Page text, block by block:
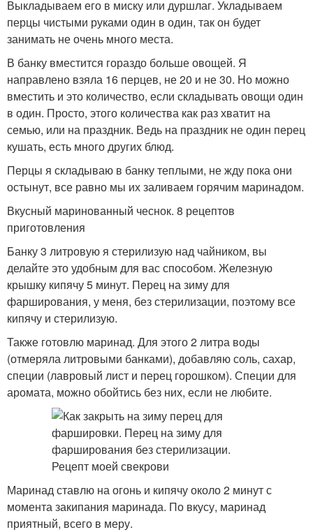
Выкладываем его в миску или дуршлаг. Укладываем
перцы чистыми руками один в один, так он будет
занимать не очень много места.
В банку вместится гораздо больше овощей. Я
направлено взяла 16 перцев, не 20 и не 30. Но можно
вместить и это количество, если складывать овощи один
в один. Просто, этого количества как раз хватит на
семью, или на праздник. Ведь на праздник не один перец
кушать, есть много других блюд.
Перцы я складываю в банку теплыми, не жду пока они
остынут, все равно мы их заливаем горячим маринадом.
Вкусный маринованный чеснок. 8 рецептов
приготовления
Банку 3 литровую я стерилизую над чайником, вы
делайте это удобным для вас способом. Железную
крышку кипячу 5 минут. Перец на зиму для
фарширования, у меня, без стерилизации, поэтому все
кипячу и стерилизую.
Также готовлю маринад. Для этого 2 литра воды
(отмеряла литровыми банками), добавляю соль, сахар,
специи (лавровый лист и перец горошком). Специи для
аромата, можно обойтись без них, если не любите.
Маринад ставлю на огонь и кипячу около 2 минут с
момента закипания маринада. По вкусу, маринад
приятный, всего в меру.